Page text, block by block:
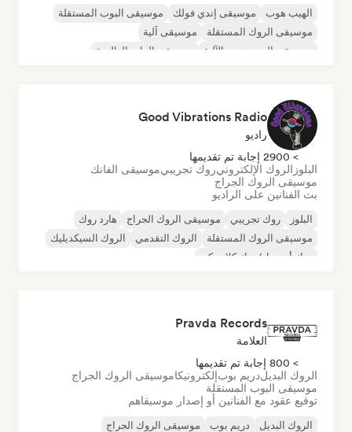
الهيب هوب موسيقى إندي فولك
موسيقى البوب المستقلة
موسيقى الروك المستقلة
موسيقى آلية
موسيقى الهيب هوب الآلية
موسيقى الراب العالمية
Good Vibrations Radio
راديو
> 2900 إجابة تم تقديمها
البلوز الروك الإلكترونيروك تجريبيموسيقى الفانك
موسيقى الروك الجراج
بث الفنانين على الراديو
البلوز روك تجريبي موسيقى الروك الجراج
هارد روك
موسيقى الروك المستقلة
الروك التقدمي
الروك السيكديليك
روك أند رول/روك كلاسيكي
Pravda Records
العلامة
> 800 إجابة تم تقديمها
الروك البديلدريم بوبإلكترونيكاموسيقى الروك الجراج
موسيقى البوب المستقلة
توقيع عقود مع الفنانين أو إصدار موسيقاهم
الروك البديل دريم بوب
موسيقى الروك الجراج